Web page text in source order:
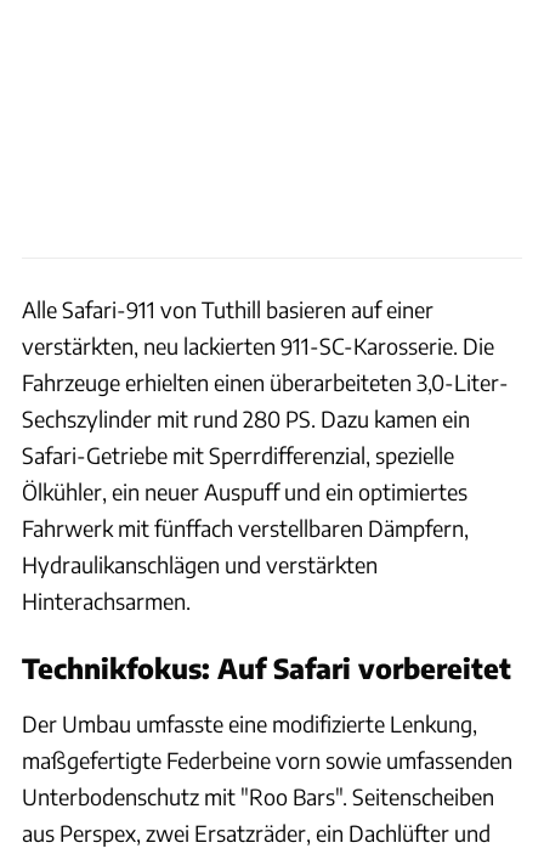
Alle Safari-911 von Tuthill basieren auf einer
verstärkten, neu lackierten 911-SC-Karosserie. Die
Fahrzeuge erhielten einen überarbeiteten 3,0-Liter-
Sechszylinder mit rund 280 PS. Dazu kamen ein
Safari-Getriebe mit Sperrdifferenzial, spezielle
Ölkühler, ein neuer Auspuff und ein optimiertes
Fahrwerk mit fünffach verstellbaren Dämpfern,
Hydraulikanschlägen und verstärkten
Hinterachsarmen.
Technikfokus: Auf Safari vorbereitet
Der Umbau umfasste eine modifizierte Lenkung,
maßgefertigte Federbeine vorn sowie umfassenden
Unterbodenschutz mit "Roo Bars". Seitenscheiben
aus Perspex, zwei Ersatzräder, ein Dachlüfter und